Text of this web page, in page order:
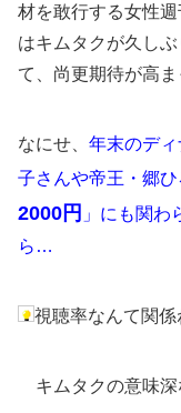
材を敢行する女性
はキムタクが久し
て、尚更期待が高ま
なにせ、 年末のデ
子さんや帝王・郷
2000円 」にも関わ
ら…
視聴率なんて関係
キムタクの意味